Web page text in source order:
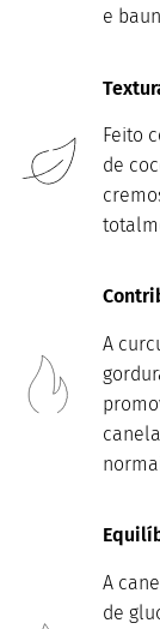
e
Feito
de
A
A
de